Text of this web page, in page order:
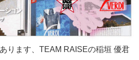
SUITS
GEAR
ります、TEAM RAISEの稲垣 優君